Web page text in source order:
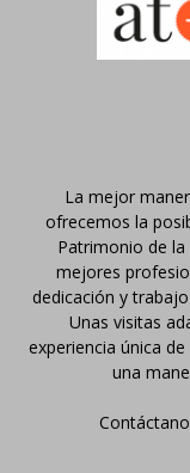
La mejor
ofrecemos la
Patrimonio de la
mejores
dedicación y
Unas visitas
experiencia única
una